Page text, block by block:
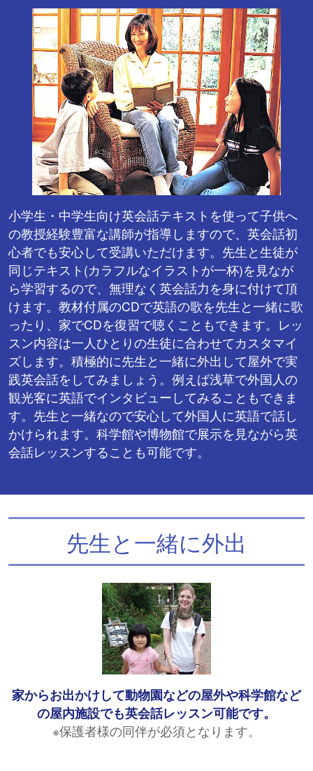
小学生・中学生向け英会話テキストを使って子供へ
の教授経験豊富な講師が指導しますので、英会話初
心者でも安心して受講いただけます。先生と生徒が
同じテキスト(カラフルなイラストが一杯)を見なが
ら学習するので、無理なく英会話力を身に付けて頂
けます。教材付属のCDで英語の歌を先生と一緒に歌
ったり、家でCDを復習で聴くこともできます。 レッ
スン内容は一人ひとりの生徒に合わせてカスタマイ
ズします。積極的に先生と一緒に外出して屋外で実
践英会話をしてみましょう。例えば浅草で外国人の
観光客に英語でインタビューしてみることもできま
す。先生と一緒なので安心して外国人に英語で話し
かけられます。科学館や博物館で展示を見ながら英
会話レッスンすることも可能です。
先生と一緒に外出
家からお出かけして動物園などの屋外や科学館など
の屋内施設でも英会話レッスン可能です。
※保護者様の同伴が必須となります。